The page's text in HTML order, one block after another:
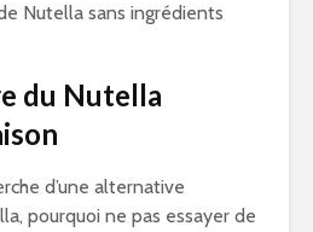
Nutella sans ingrédients
du Nutella
d’une alternative
pourquoi ne pas essayer de